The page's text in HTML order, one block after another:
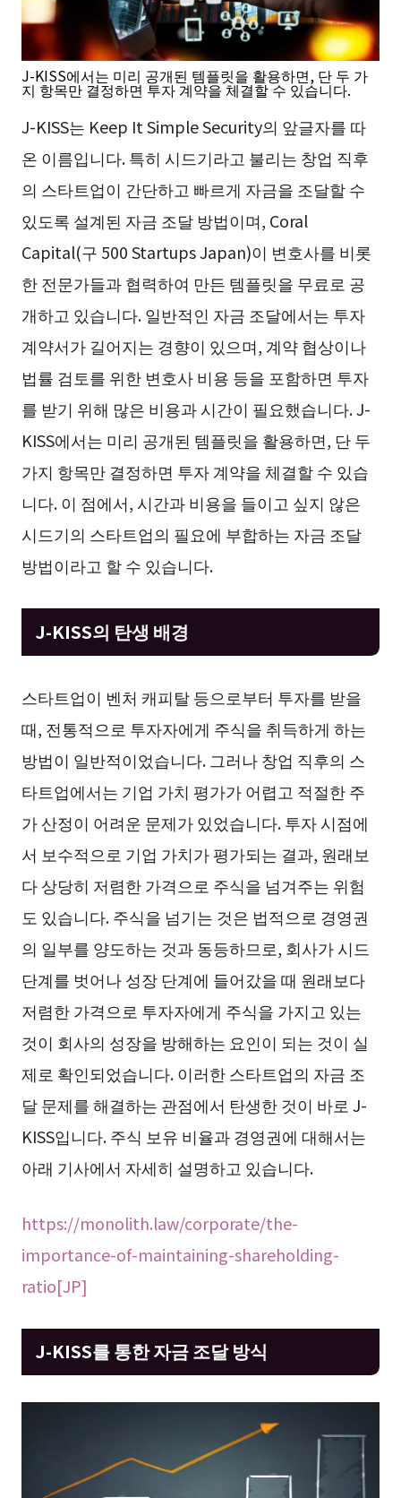
J-KISS에서는 미리 공개된 템플릿을 활용하면, 단 두 가
지 항목만 결정하면 투자 계약을 체결할 수 있습니다.
J-KISS는 Keep It Simple Security의 앞글자를 따
온 이름입니다. 특히 시드기라고 불리는 창업 직후
의 스타트업이 간단하고 빠르게 자금을 조달할 수
있도록 설계된 자금 조달 방법이며, Coral
Capital(구 500 Startups Japan)이 변호사를 비롯
한 전문가들과 협력하여 만든 템플릿을 무료로 공
개하고 있습니다. 일반적인 자금 조달에서는 투자
계약서가 길어지는 경향이 있으며, 계약 협상이나
법률 검토를 위한 변호사 비용 등을 포함하면 투자
를 받기 위해 많은 비용과 시간이 필요했습니다. J-
KISS에서는 미리 공개된 템플릿을 활용하면, 단 두
가지 항목만 결정하면 투자 계약을 체결할 수 있습
니다. 이 점에서, 시간과 비용을 들이고 싶지 않은
시드기의 스타트업의 필요에 부합하는 자금 조달
방법이라고 할 수 있습니다.
J-KISS의 탄생 배경
스타트업이 벤처 캐피탈 등으로부터 투자를 받을
때, 전통적으로 투자자에게 주식을 취득하게 하는
방법이 일반적이었습니다. 그러나 창업 직후의 스
타트업에서는 기업 가치 평가가 어렵고 적절한 주
가 산정이 어려운 문제가 있었습니다. 투자 시점에
서 보수적으로 기업 가치가 평가되는 결과, 원래보
다 상당히 저렴한 가격으로 주식을 넘겨주는 위험
도 있습니다. 주식을 넘기는 것은 법적으로 경영권
의 일부를 양도하는 것과 동등하므로, 회사가 시드
단계를 벗어나 성장 단계에 들어갔을 때 원래보다
저렴한 가격으로 투자자에게 주식을 가지고 있는
것이 회사의 성장을 방해하는 요인이 되는 것이 실
제로 확인되었습니다. 이러한 스타트업의 자금 조
달 문제를 해결하는 관점에서 탄생한 것이 바로 J-
KISS입니다. 주식 보유 비율과 경영권에 대해서는
아래 기사에서 자세히 설명하고 있습니다.
https://monolith.law/corporate/the-
importance-of-maintaining-shareholding-
ratio[JP]
J-KISS를 통한 자금 조달 방식